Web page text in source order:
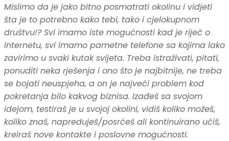
Mislimo da je jako bitno posmatrati okolinu i vidjeti
šta je to potrebno kako tebi, tako i cjelokupnom
društvu!? Svi imamo iste mogućnosti kad je riječ o
internetu, svi imamo pametne telefone sa kojima lako
zavirimo u svaki kutak svijeta. Treba istraživati, pitati,
ponuditi neka rješenja i ono što je najbitnije, ne treba
se bojati neuspjeha, a on je najveći problem kod
pokretanja bilo kakvog biznisa. Izađeš sa svojom
idejom, testiraš je u svojoj okolini, vidiš koliko možeš,
koliko znaš, napreduješ/posrćeš ali kontinuirano učiš,
kreiraš nove kontakte i poslovne mogućnosti.